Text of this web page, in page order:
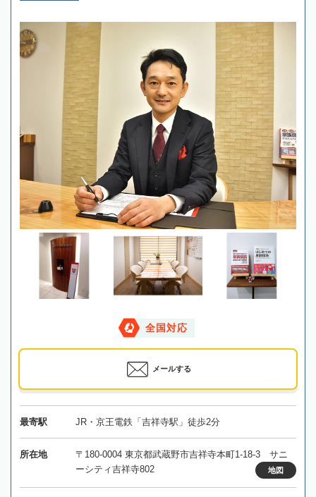
全国対応
メールする
最寄駅 JR・京王電鉄「吉祥寺駅」徒歩2分
所在地
〒180-0004 東京都武蔵野市吉祥寺本町1-18-3 サニ
ーシティ吉祥寺802
地図